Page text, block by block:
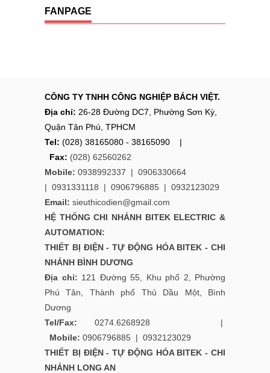
FANPAGE
CÔNG TY TNHH CÔNG NGHIỆP BÁCH VIỆT.
Địa chỉ: 26-28 Đường DC7, Phường Sơn Kỳ,
Quận Tân Phú, TPHCM
Tel: (028) 38165080 - 38165090 |
Fax: (028) 62560262
Mobile: 0938992337 | 0906330664
| 0931331118 | 0906796885 | 0932123029
Email: sieuthicodien@gmail.com
HỆ THỐNG CHI NHÁNH BITEK ELECTRIC &
AUTOMATION:
THIẾT BỊ ĐIỆN - TỰ ĐỘNG HÓA BITEK - CHI
NHÁNH BÌNH DƯƠNG
Địa chỉ: 121 Đường 55, Khu phố 2, Phường
Phú Tân, Thành phố Thủ Dầu Một, Bình
Dương
Tel/Fax: 0274.6268928 |
Mobile: 0906796885 | 0932123029
THIẾT BỊ ĐIỆN - TỰ ĐỘNG HÓA BITEK - CHI
NHÁNH LONG AN